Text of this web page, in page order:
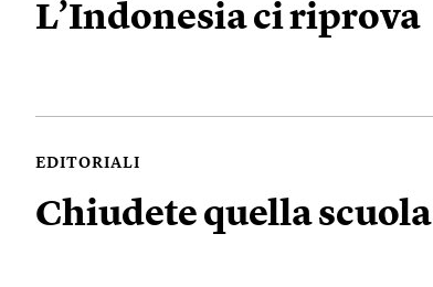
L’Indonesia ci riprova
EDITORIALI
Chiudete quella scuola